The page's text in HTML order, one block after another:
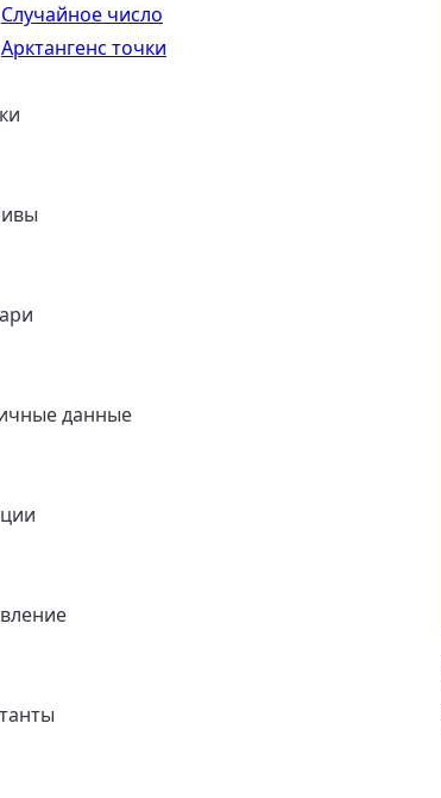
Случайное число
Арктангенс точки
данные